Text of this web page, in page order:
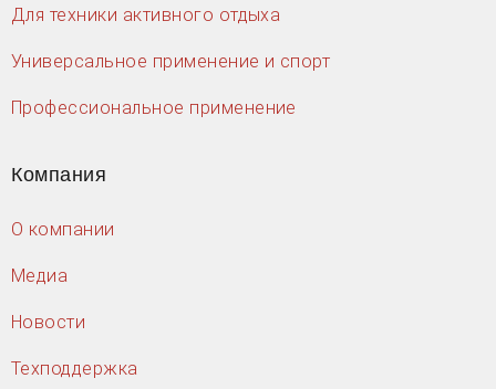
Для техники активного отдыха
Универсальное применение и спорт
Профессиональное применение
Компания
О компании
Медиа
Новости
Техподдержка